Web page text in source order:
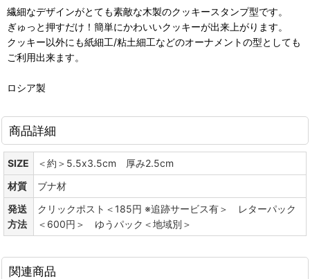
繊細なデザインがとても素敵な木製のクッキースタンプ型です。
ぎゅっと押すだけ！簡単にかわいいクッキーが出来上がります。
クッキー以外にも紙細工/粘土細工などのオーナメントの型としても
ご利用出来ます。
ロシア製
商品詳細
SIZE
＜約＞5.5x3.5cm 厚み2.5cm
材質
ブナ材
発送
方法
クリックポスト＜185円 ※追跡サービス有＞ レターパック
＜600円＞ ゆうパック＜地域別＞
関連商品